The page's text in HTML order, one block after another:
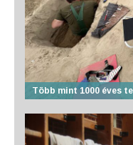
Több mint 1000 éves